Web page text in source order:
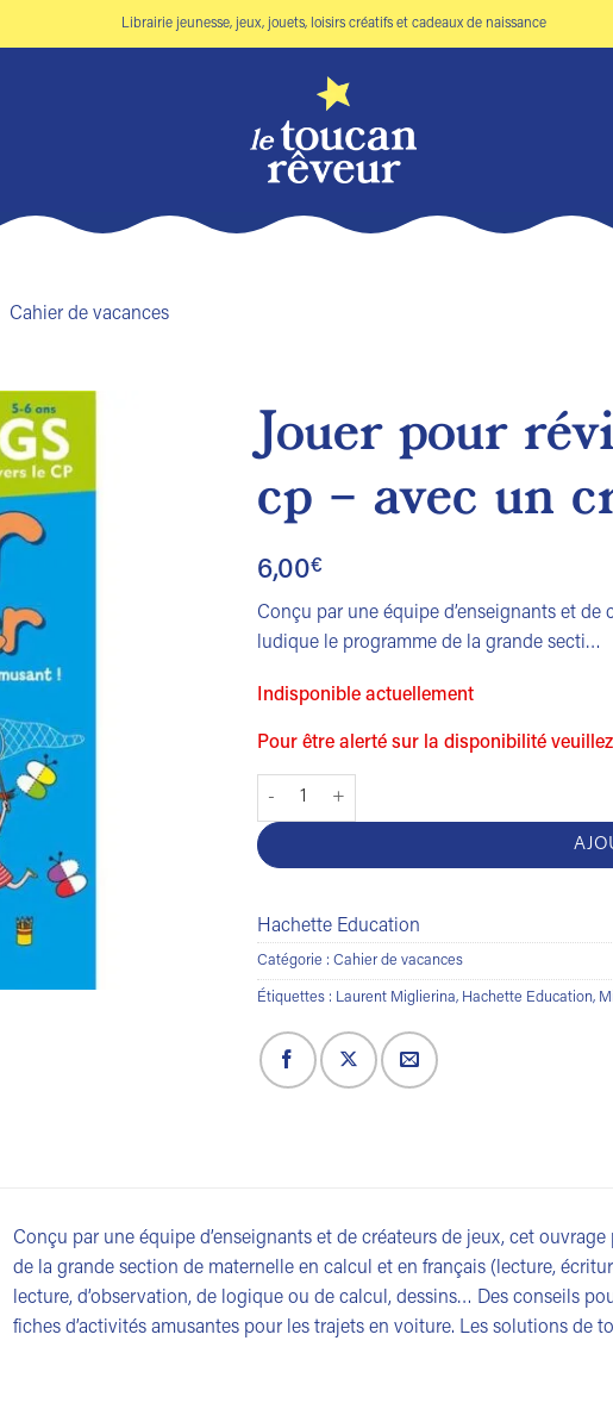
Librairie jeunesse, jeux, jouets, loisirs créatifs et cadeaux de naissance
Cahier de vacances
Ajouter
à la liste
Jouer pour
cp – avec un
6,00€
Conçu par une équipe d’enseignants et
ludique le programme de la grande secti…
Indisponible actuellement
Pour être alerté sur la disponibilité
quantité de Jouer pour réviser de la gs vers le
Hachette Education
Catégorie : Cahier de vacances
Étiquettes : Laurent Miglierina, Hachette Education,
Conçu par une équipe d’enseignants et de créateurs de jeux, cet
de la grande section de maternelle en calcul et en français (lecture,
lecture, d’observation, de logique ou de calcul, dessins… Des conseils
fiches d’activités amusantes pour les trajets en voiture. Les solutions de